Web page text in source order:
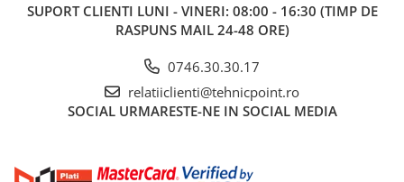
SUPORT CLIENTI LUNI - VINERI: 08:00 - 16:30 (TIMP DE
RASPUNS MAIL 24-48 ORE)
0746.30.30.17
relatiiclienti@tehnicpoint.ro
SOCIAL URMARESTE-NE IN SOCIAL MEDIA